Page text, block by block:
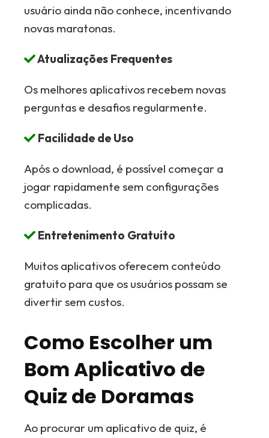
usuário ainda não conhece, incentivando
novas maratonas.
Atualizações Frequentes
Os melhores aplicativos recebem novas
perguntas e desafios regularmente.
Facilidade de Uso
Após o download, é possível começar a
jogar rapidamente sem configurações
complicadas.
Entretenimento Gratuito
Muitos aplicativos oferecem conteúdo
gratuito para que os usuários possam se
divertir sem custos.
Como Escolher um
Bom Aplicativo de
Quiz de Doramas
Ao procurar um aplicativo de quiz, é